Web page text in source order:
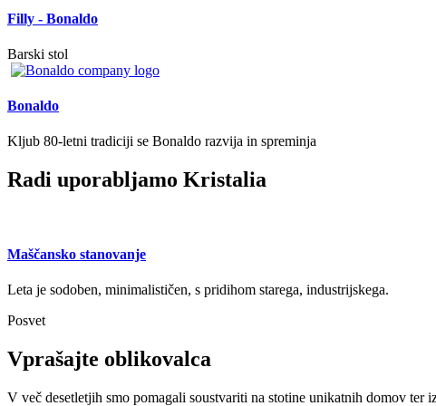
Filly - Bonaldo
Barski stol
Bonaldo
Kljub 80-letni tradiciji se Bonaldo razvija in spreminja
Radi uporabljamo Kristalia
Maščansko stanovanje
Leta je sodoben, minimalističen, s pridihom starega, industrijskega.
Posvet
Vprašajte oblikovalca
V več desetletjih smo pomagali soustvariti na stotine unikatnih domov